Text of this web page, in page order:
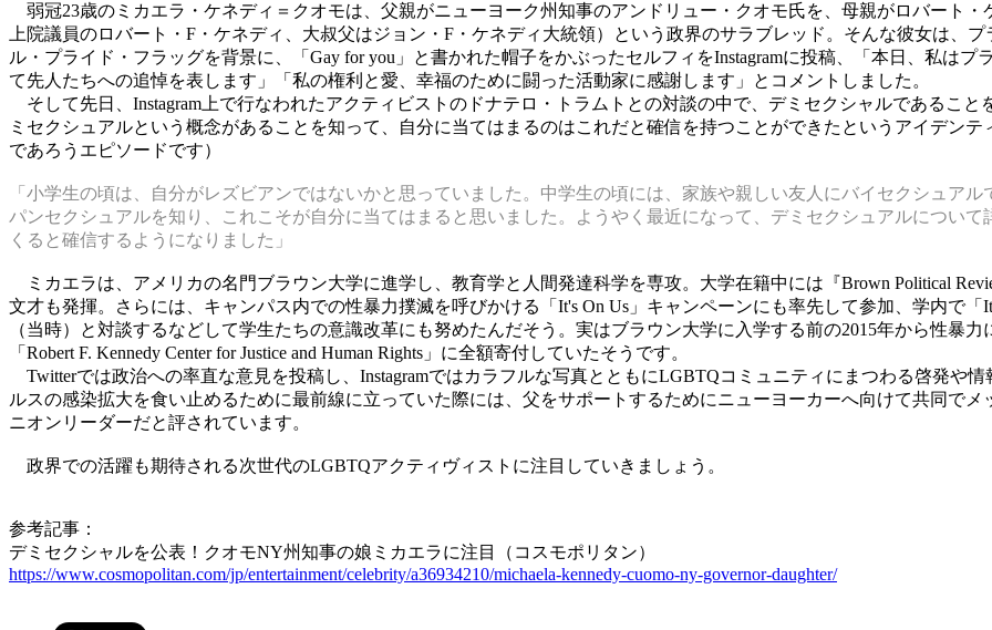
弱冠23歳のミカエラ・ケネディ＝クオモは、父親がニューヨーク州知事のアンドリュー・クオモ氏を、母親がロバート
上院議員のロバート・F・ケネディ、大叔父はジョン・F・ケネディ大統領）という政界のサラブレッド。そんな彼女は、
ル・プライド・フラッグを背景に、「Gay for you」と書かれた帽子をかぶったセルフィをInstagramに投稿、「本日、私は
て先人たちへの追悼を表します」「私の権利と愛、幸福のために闘った活動家に感謝します」とコメントしました。
そして先日、Instagram上で行なわれたアクティビストのドナテロ・トラムトとの対談の中で、デミセクシャルであるこ
ミセクシュアルという概念があることを知って、自分に当てはまるのはこれだと確信を持つことができたというアイデン
であろうエピソードです）
「小学生の頃は、自分がレズビアンではないかと思っていました。中学生の頃には、家族や親しい友人にバイセクシュア
パンセクシュアルを知り、これこそが自分に当てはまると思いました。ようやく最近になって、デミセクシュアルについ
くると確信するようになりました」
ミカエラは、アメリカの名門ブラウン大学に進学し、教育学と人間発達科学を専攻。大学在籍中には『Brown Political
文才も発揮。さらには、キャンパス内での性暴力撲滅を呼びかける「It's On Us」キャンペーンにも率先して参加、学内で
（当時）と対談するなどして学生たちの意識改革にも努めたんだそう。実はブラウン大学に入学する前の2015年から性暴
「Robert F. Kennedy Center for Justice and Human Rights」に全額寄付していたそうです。
Twitterでは政治への率直な意見を投稿し、Instagramではカラフルな写真とともにLGBTQコミュニティにまつわる啓発や
ルスの感染拡大を食い止めるために最前線に立っていた際には、父をサポートするためにニューヨーカーへ向けて共同で
ニオンリーダーだと評されています。
政界での活躍も期待される次世代のLGBTQアクティヴィストに注目していきましょう。
参考記事：
デミセクシャルを公表！クオモNY州知事の娘ミカエラに注目（コスモポリタン）
https://www.cosmopolitan.com/jp/entertainment/celebrity/a36934210/michaela-kennedy-cuomo-ny-governor-daughter/